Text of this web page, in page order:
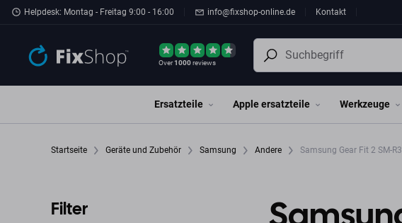
Zum Hauptinhalt springen
Helpdesk: Montag - Freitag 9:00 - 16:00 info@fixshop-online.de Kontakt
Over1000reviews
Ersatzteile Apple ersatzteile Werkzeuge
Startseite Geräte und Zubehör Samsung Andere Samsung Gear Fit 2 SM-
Filter